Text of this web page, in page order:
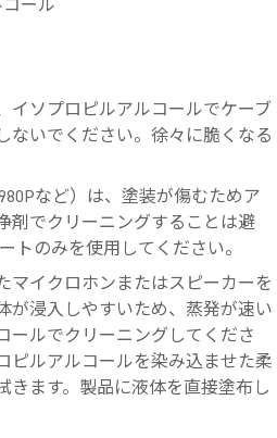
ール
イソプロピルアルコールでケーブ
ないでください。徐々に脆くなる
など）は、塗装が傷むためア
剤でクリーニングすることは避
トのみを使用してください。
マイクロホンまたはスピーカーを
が浸入しやすいため、蒸発が速い
ールでクリーニングしてくださ
ピルアルコールを染み込ませた柔
きます。製品に液体を直接塗布し